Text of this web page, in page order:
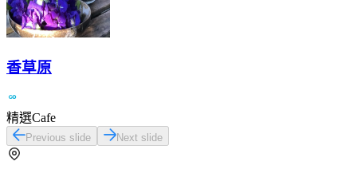
香草原
精選Cafe
Previous slide Next slide